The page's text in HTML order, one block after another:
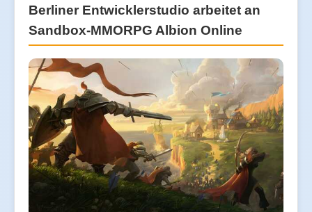
Berliner Entwicklerstudio arbeitet an
Sandbox-MMORPG Albion Online